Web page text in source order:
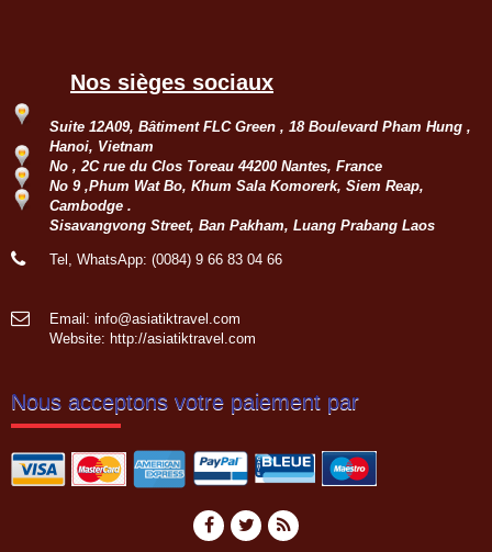
Nos sièges sociaux
Suite 12A09, Bâtiment FLC Green , 18 Boulevard Pham Hung ,
Hanoi, Vietnam
No , 2C rue du Clos Toreau 44200 Nantes, France
No 9 ,Phum Wat Bo, Khum Sala Komorerk, Siem Reap,
Cambodge .
Sisavangvong Street, Ban Pakham, Luang Prabang Laos
Tel, WhatsApp: (0084) 9 66 83 04 66
Email: info@asiatiktravel.com
Website: http://asiatiktravel.com
Nous acceptons votre paiement par